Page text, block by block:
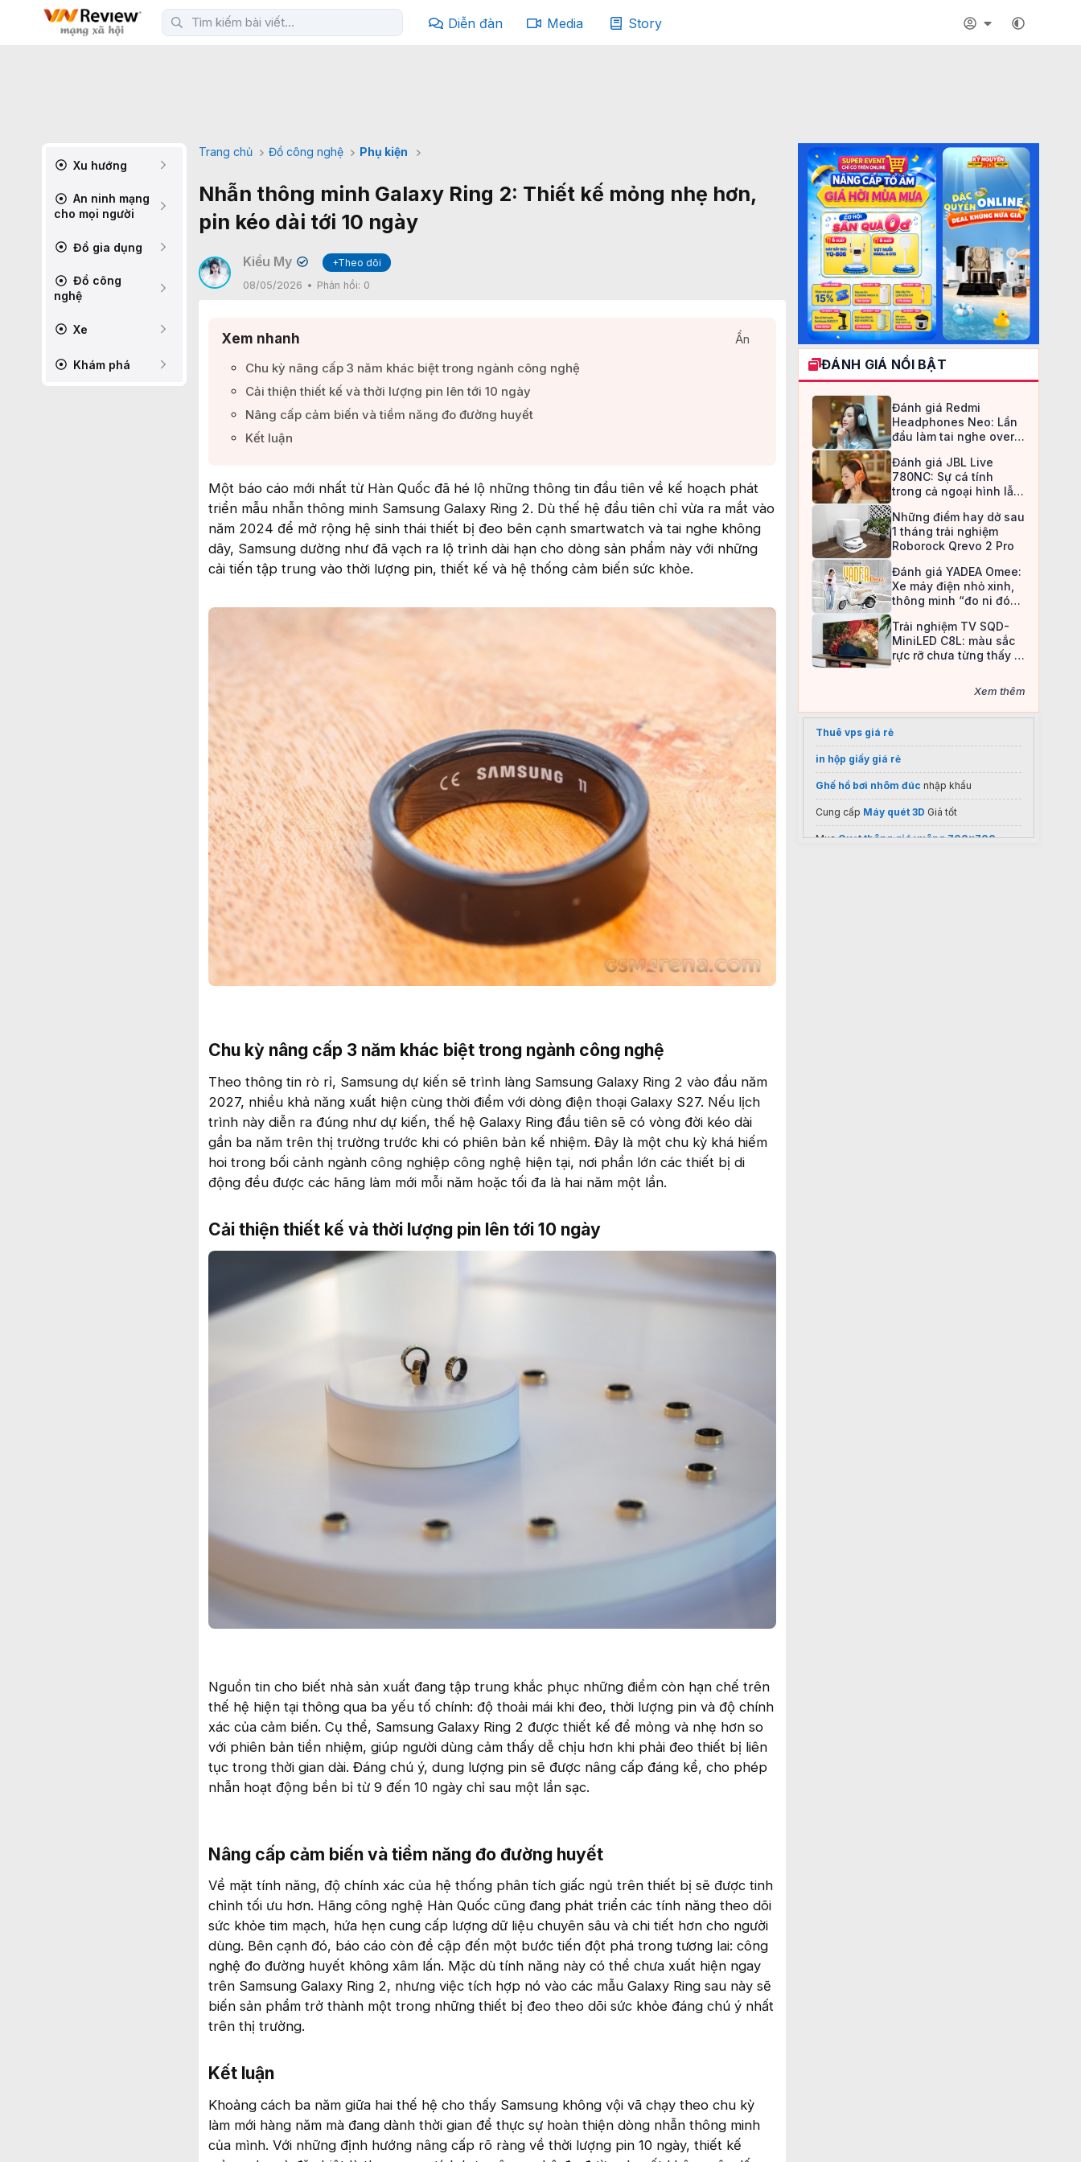
Diễn đàn Media Story
Xu hướng
An ninh mạng
cho mọi người
Đồ gia dụng
Đồ công
nghệ
Xe
Khám phá
Trang chủ Đồ công nghệ Phụ kiện
Nhẫn thông minh Galaxy Ring 2: Thiết kế mỏng nhẹ hơn,
pin kéo dài tới 10 ngày
Kiều My ✔
+Theo dõi
08/05/2026
Phản hồi: 0
Xem nhanh
Ẩn
Chu kỳ nâng cấp 3 năm khác biệt trong ngành công nghệ​
Cải thiện thiết kế và thời lượng pin lên tới 10 ngày​
Nâng cấp cảm biến và tiềm năng đo đường huyết​
Kết luận​
Một báo cáo mới nhất từ Hàn Quốc đã hé lộ những thông tin đầu tiên về kế hoạch phát
triển mẫu nhẫn thông minh Samsung Galaxy Ring 2. Dù thế hệ đầu tiên chỉ vừa ra mắt vào
năm 2024 để mở rộng hệ sinh thái thiết bị đeo bên cạnh smartwatch và tai nghe không
dây, Samsung dường như đã vạch ra lộ trình dài hạn cho dòng sản phẩm này với những
cải tiến tập trung vào thời lượng pin, thiết kế và hệ thống cảm biến sức khỏe.
Chu kỳ nâng cấp 3 năm khác biệt trong ngành công nghệ​
Theo thông tin rò rỉ, Samsung dự kiến sẽ trình làng Samsung Galaxy Ring 2 vào đầu năm
2027, nhiều khả năng xuất hiện cùng thời điểm với dòng điện thoại Galaxy S27. Nếu lịch
trình này diễn ra đúng như dự kiến, thế hệ Galaxy Ring đầu tiên sẽ có vòng đời kéo dài
gần ba năm trên thị trường trước khi có phiên bản kế nhiệm. Đây là một chu kỳ khá hiếm
hoi trong bối cảnh ngành công nghiệp công nghệ hiện tại, nơi phần lớn các thiết bị di
động đều được các hãng làm mới mỗi năm hoặc tối đa là hai năm một lần.
Cải thiện thiết kế và thời lượng pin lên tới 10 ngày​
Nguồn tin cho biết nhà sản xuất đang tập trung khắc phục những điểm còn hạn chế trên
thế hệ hiện tại thông qua ba yếu tố chính: độ thoải mái khi đeo, thời lượng pin và độ chính
xác của cảm biến. Cụ thể, Samsung Galaxy Ring 2 được thiết kế để mỏng và nhẹ hơn so
với phiên bản tiền nhiệm, giúp người dùng cảm thấy dễ chịu hơn khi phải đeo thiết bị liên
tục trong thời gian dài. Đáng chú ý, dung lượng pin sẽ được nâng cấp đáng kể, cho phép
nhẫn hoạt động bền bỉ từ 9 đến 10 ngày chỉ sau một lần sạc.
Nâng cấp cảm biến và tiềm năng đo đường huyết​
Về mặt tính năng, độ chính xác của hệ thống phân tích giấc ngủ trên thiết bị sẽ được tinh
chỉnh tối ưu hơn. Hãng công nghệ Hàn Quốc cũng đang phát triển các tính năng theo dõi
sức khỏe tim mạch, hứa hẹn cung cấp lượng dữ liệu chuyên sâu và chi tiết hơn cho người
dùng. Bên cạnh đó, báo cáo còn đề cập đến một bước tiến đột phá trong tương lai: công
nghệ đo đường huyết không xâm lấn. Mặc dù tính năng này có thể chưa xuất hiện ngay
trên Samsung Galaxy Ring 2, nhưng việc tích hợp nó vào các mẫu Galaxy Ring sau này sẽ
biến sản phẩm trở thành một trong những thiết bị đeo theo dõi sức khỏe đáng chú ý nhất
trên thị trường.
Kết luận​
Khoảng cách ba năm giữa hai thế hệ cho thấy Samsung không vội vã chạy theo chu kỳ
làm mới hàng năm mà đang dành thời gian để thực sự hoàn thiện dòng nhẫn thông minh
của mình. Với những định hướng nâng cấp rõ ràng về thời lượng pin 10 ngày, thiết kế
ĐÁNH GIÁ NỔI BẬT
Đánh giá Redmi
Headphones Neo: Lần
đầu làm tai nghe over-
an toàn
Đánh giá JBL Live
780NC: Sự cá tính
trong cả ngoại hình lẫn
Những điểm hay dở sau
1 tháng trải nghiệm
Roborock Qrevo 2 Pro
Đánh giá YADEA Omee:
Xe máy điện nhỏ xinh,
thông minh “đo ni đóng
Trải nghiệm TV SQD-
MiniLED C8L: màu sắc
rực rỡ chưa từng thấy ở
Xem thêm
Thuê vps giá rẻ
in hộp giấy giá rẻ
Ghế hồ bơi nhôm đúc nhập khẩu
Cung cấp Máy quét 3D Giá tốt
MuaQuạt thông gió vuông 700x700